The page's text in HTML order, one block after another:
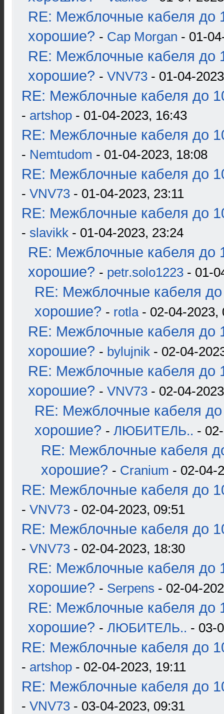
RE: Межблочные кабеля до
хорошие? - Cap Morgan - 01-
RE: Межблочные кабеля до
хорошие? - VNV73 - 01-04-
RE: Межблочные кабеля до
- artshop - 01-04-2023, 16:43
RE: Межблочные кабеля до
- Nemtudom - 01-04-2023, 18:08
RE: Межблочные кабеля до
- VNV73 - 01-04-2023, 23:11
RE: Межблочные кабеля до
- slavikk - 01-04-2023, 23:24
RE: Межблочные кабеля до
хорошие? - petr.solo1223 - 01-
RE: Межблочные кабеля до
хорошие? - rotla- 02-04-2023,
RE: Межблочные кабеля до
хорошие? - bylujnik - 02-04-
RE: Межблочные кабеля до
хорошие? - VNV73 - 02-04-
RE: Межблочные кабеля до
хорошие? - ЛЮБИТЕЛЬ.. -
RE: Межблочные кабеля
хорошие? - Cranium - 02-04-
RE: Межблочные кабеля до
- VNV73 - 02-04-2023, 09:51
RE: Межблочные кабеля до
- VNV73 - 02-04-2023, 18:30
RE: Межблочные кабеля до
хорошие? - Serpens - 02-04-
RE: Межблочные кабеля до
хорошие? - ЛЮБИТЕЛЬ.. - 03-
RE: Межблочные кабеля до
- artshop - 02-04-2023, 19:11
RE: Межблочные кабеля до
- VNV73 - 03-04-2023, 09:31